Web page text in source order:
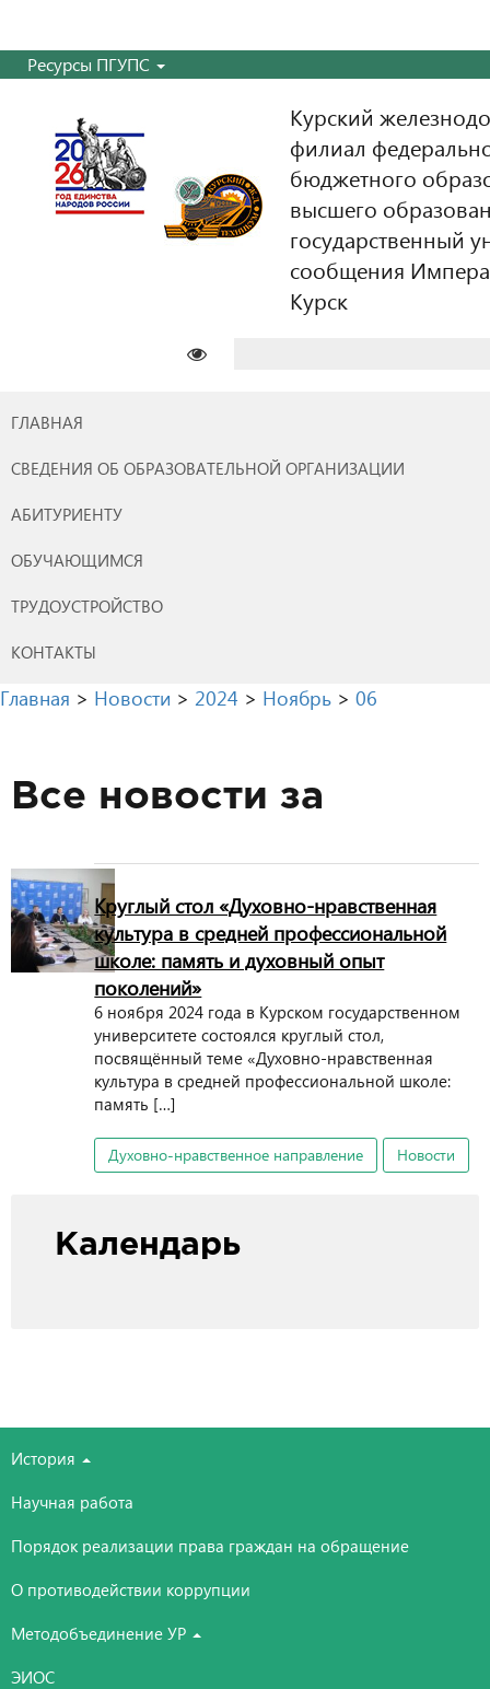
Ресурсы ПГУПС
Курский
филиал
бюджетного
высшего
государственный
сообщения
Курск
ГЛАВНАЯ
СВЕДЕНИЯ ОБ ОБРАЗОВАТЕЛЬНОЙ ОРГАНИЗАЦИИ
АБИТУРИЕНТУ
ОБУЧАЮЩИМСЯ
ТРУДОУСТРОЙСТВО
КОНТАКТЫ
Главная > Новости > 2024 > Ноябрь > 06
Все новости за
Круглый стол «Духовно-нравственная
культура в средней профессиональной
школе: память и духовный опыт
поколений»
6 ноября 2024 года в Курском государственном
университете состоялся круглый стол,
посвящённый теме «Духовно-нравственная
культура в средней профессиональной школе:
память […]
Духовно-нравственное направление Новости
Календарь
История
Научная работа
Порядок реализации права граждан на обращение
О противодействии коррупции
Методобъединение УР
ЭИОС